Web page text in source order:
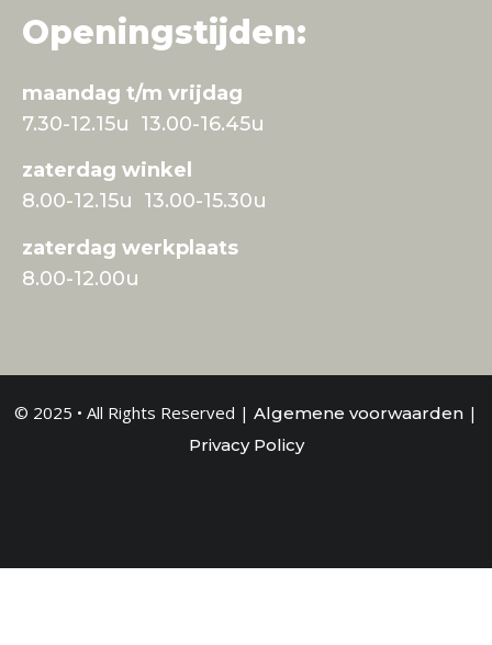
Openingstijden:
maandag t/m vrijdag
7.30-12.15u 13.00-16.45u
zaterdag winkel
8.00-12.15u 13.00-15.30u
zaterdag werkplaats
8.00-12.00u
© 2025 • All Rights Reserved | Algemene voorwaarden |
Privacy Policy